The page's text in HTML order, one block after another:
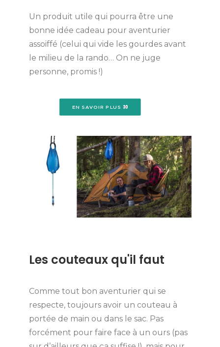
Un produit utile qui pourra être une
bonne idée cadeau pour aventurier
assoiffé (celui qui vide les gourdes avant
le milieu de la rando… On ne juge
personne, promis !)
EN SAVOIR PLUS
Les couteaux qu'il faut
Comme tout bon aventurier qui se
respecte, toujours avoir un couteau à
portée de main ou dans le sac. Pas
forcément pour faire face à un ours (pas